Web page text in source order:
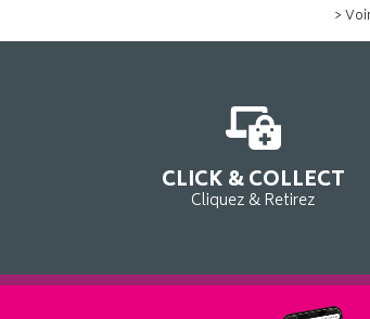
>
CLICK & COLLECT
Cliquez & Retirez